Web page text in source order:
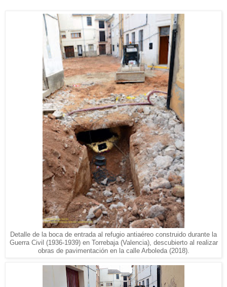
Detalle de la boca de entrada al refugio antiaéreo construido durante la
Guerra Civil (1936-1939) en Torrebaja (Valencia), descubierto al realizar
obras de pavimentación en la calle Arboleda (2018).